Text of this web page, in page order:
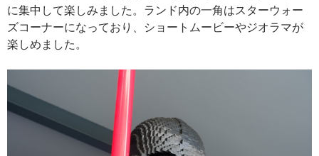
に集中して楽しみました。ランド内の一角はスターウォー
ズコーナーになっており、ショートムービーやジオラマが
楽しめました。